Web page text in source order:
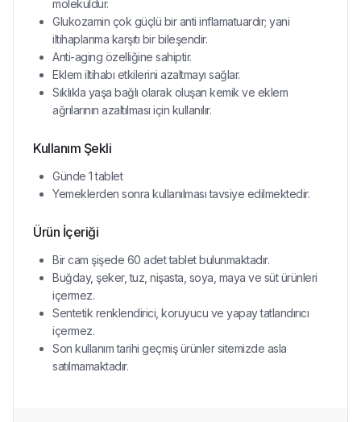
moleküldür.
Glukozamin çok güçlü bir anti inflamatuardır; yani
iltihaplanma karşıtı bir bileşendir.
Anti-aging özelliğine sahiptir.
Eklem iltihabı etkilerini azaltmayı sağlar.
Sıklıkla yaşa bağlı olarak oluşan kemik ve eklem
ağrılarının azaltılması için kullanılır.
Kullanım Şekli
Günde 1 tablet
Yemeklerden sonra kullanılması tavsiye edilmektedir.
Ürün İçeriği
Bir cam şişede 60 adet tablet bulunmaktadır.
Buğday, şeker, tuz, nişasta, soya, maya ve süt ürünleri
içermez.
Sentetik renklendirici, koruyucu ve yapay tatlandırıcı
içermez.
Son kullanım tarihi geçmiş ürünler sitemizde asla
satılmamaktadır.